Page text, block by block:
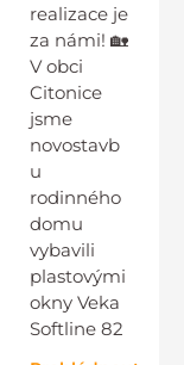
realizace je
za námi! 🏡
V obci
Citonice
jsme
novostavb
u
rodinného
domu
vybavili
plastovými
okny Veka
Softline 82